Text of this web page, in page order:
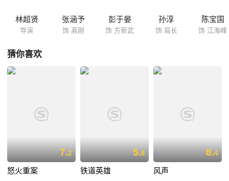
林超贤
导演
张涵予
饰 高刚
彭于晏
饰 方新武
孙淳
饰 局长
陈宝国
饰 江海峰
猜你喜欢
7.2
怒火重案
5.8
铁道英雄
8.4
风声